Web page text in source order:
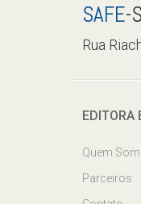
SAFE-
Rua
EDITORA
Quem
Parceiros